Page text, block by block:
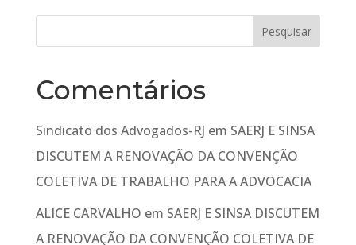
Comentários
Sindicato dos Advogados-RJ em SAERJ E SINSA
DISCUTEM A RENOVAÇÃO DA CONVENÇÃO
COLETIVA DE TRABALHO PARA A ADVOCACIA
ALICE CARVALHO em SAERJ E SINSA DISCUTEM
A RENOVAÇÃO DA CONVENÇÃO COLETIVA DE